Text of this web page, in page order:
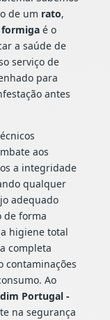
de um rato,
formigaé o
a saúde de
serviço de
para
antes
aos
a integridade
qualquer
adequado
de forma
higiene total
completa
contaminações
Ao
Portugal -
na segurança